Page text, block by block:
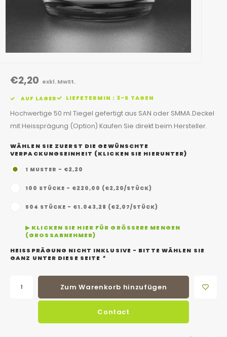
€2,20 exkl. MwSt.
AUF LAGER LIEFETERMIN : 3-5 TAGEN
Hochwertige 50 ml Tiegel gefertigt aus SAN oder SMMA.Deckel
mit Heissprägung (Option) Kaufen Sie direkt beim Hersteller.
WÄHLEN SIE ZUERST DIE GEWÜNSCHTE
VERPACKUNGSEINHEIT (KLICKEN SIE HIERUNTER)
1 MUSTER - €2,20
100 STÜCKE - €220,00 (€2,20/STÜCK)
504 STÜCKE - €1.043,28 (€2,07/STÜCK)
▶ KLICKEN SIE HIER FÜR GRÖSSERE MENGEN (
GROSSABNEHMER)
HEISSPRÄGUNG NICHT INKLUSIVE - BITTE WÄHLEN SIE
GANZ UNTER DIESE SEITE *
Zum Warenkorb hinzufügen
Contact